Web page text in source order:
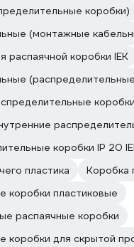
коробки)
(монтажные
распаячной коробки IEK
коробки IP 20
пластика
Коробка
коробки пластиковые
распаячные коробки
коробки для скрытой